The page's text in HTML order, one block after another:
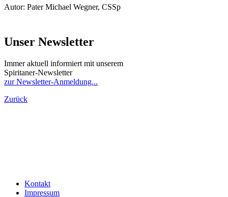
Autor: Pater Michael Wegner, CSSp
Unser Newsletter
Immer aktuell informiert mit unserem
Spiritaner-Newsletter
zur Newsletter-Anmeldung...
Zurück
Kontakt
Impressum